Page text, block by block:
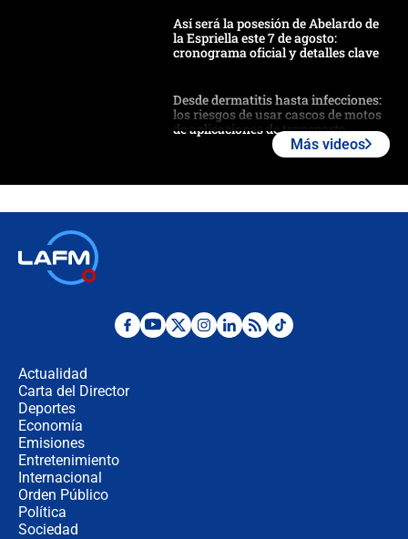
Así será la posesión de Abelardo de
la Espriella este 7 de agosto:
cronograma oficial y detalles clave
Desde dermatitis hasta infecciones:
los riesgos de usar cascos de motos
de aplicaciones de transporte
Posesión de Abelardo De La Espriella
Más videos
Actualidad
Carta del Director
Deportes
Economía
Emisiones
Entretenimiento
Internacional
Orden Público
Política
Sociedad